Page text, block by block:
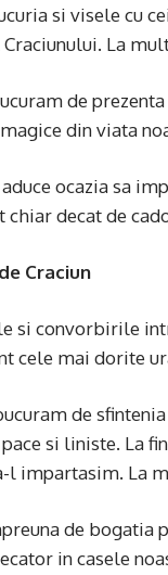
si visele cu
La
de
din viata
aduce ocazia sa
chiar decat de
Craciun
si convorbirile
cele mai dorite
de
si liniste. La
l impartasim. La
de bogatia
in casele